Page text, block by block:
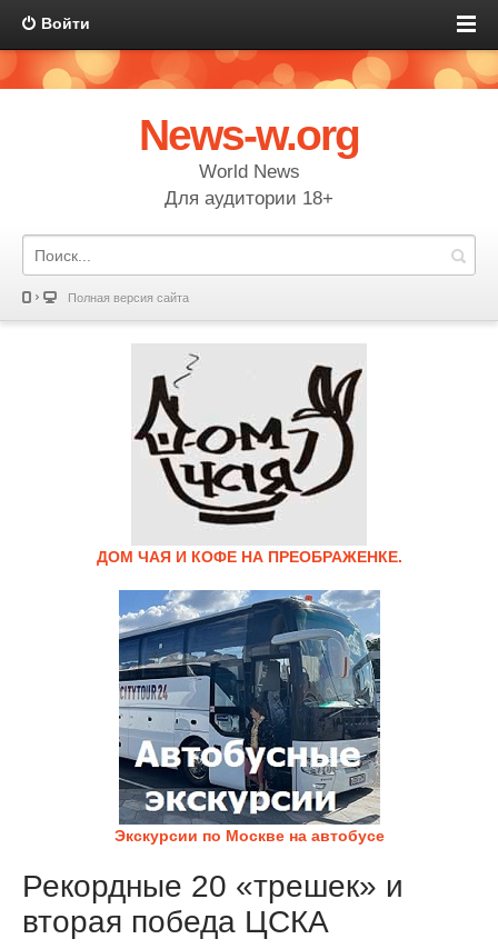
Войти
News-w.org
World News
Для аудитории 18+
Полная версия сайта
ДОМ ЧАЯ И КОФЕ НА ПРЕОБРАЖЕНКЕ.
Экскурсии по Москве на автобусе
Рекордные 20 «трешек» и
вторая победа ЦСКА